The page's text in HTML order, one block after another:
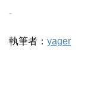
-
執筆者： yager